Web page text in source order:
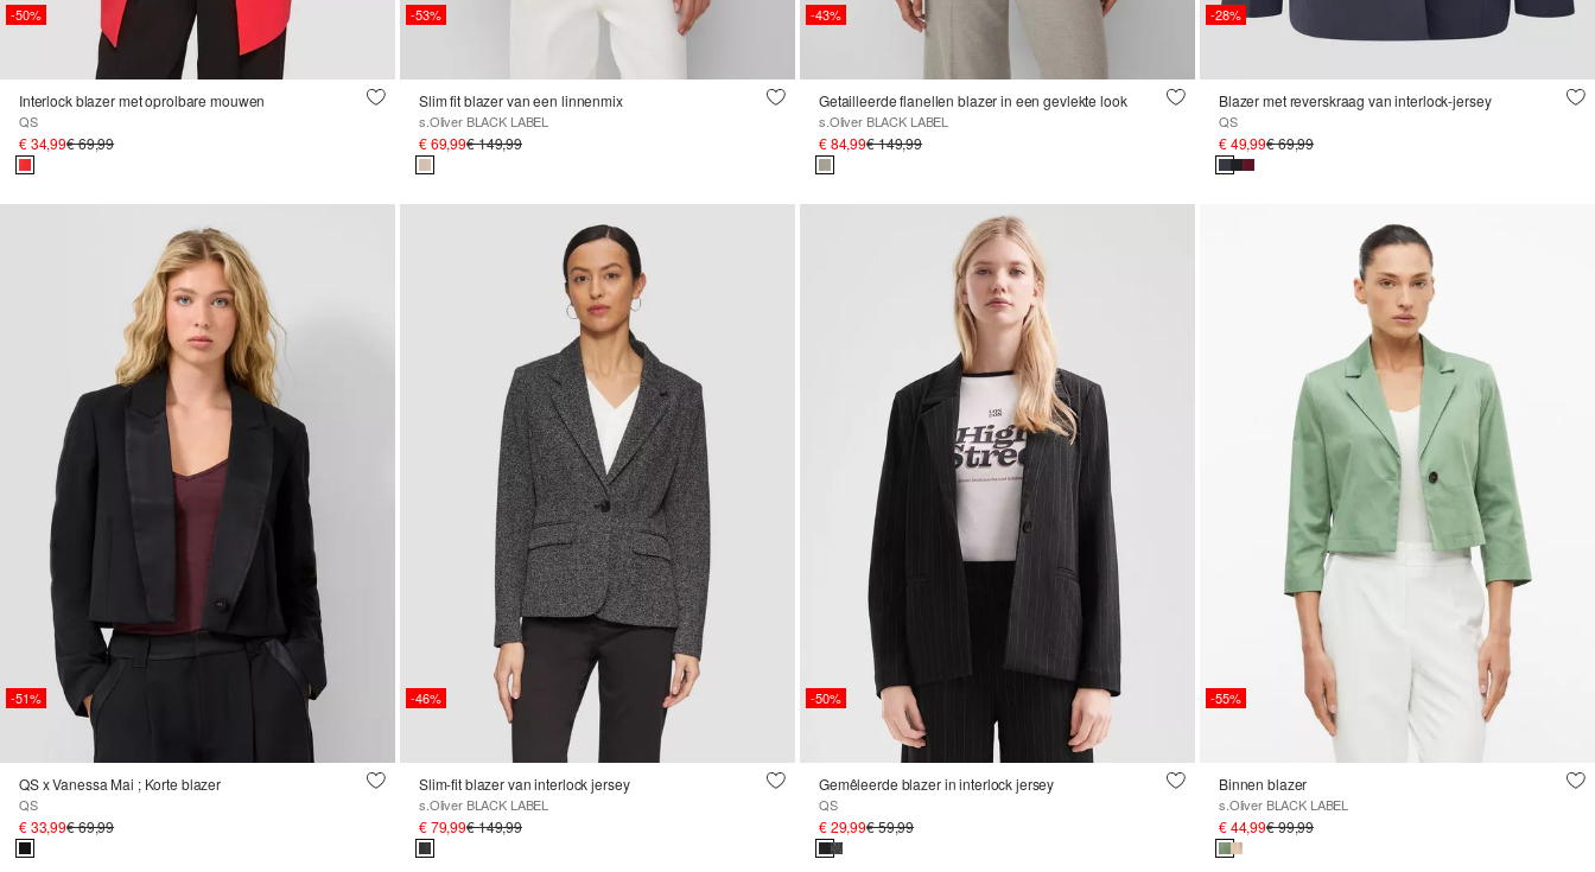
-50%
Interlock blazer met oprolbare mouwen
QS
€ 34,99€ 69,99
-53%
Slim fit blazer van een linnenmix
s.Oliver BLACK LABEL
€ 69,99€ 149,99
-43%
Getailleerde flanellen blazer in een gevlekte look
s.Oliver BLACK LABEL
€ 84,99€ 149,99
-28%
Blazer met reverskraag van interlock-jersey
QS
€ 49,99€ 69,99
-51%
QS x Vanessa Mai ; Korte blazer
QS
€ 33,99€ 69,99
-46%
Slim-fit blazer van interlock jersey
s.Oliver BLACK LABEL
€ 79,99€ 149,99
-50%
Gemêleerde blazer in interlock jersey
QS
€ 29,99€ 59,99
-55%
Binnen blazer
s.Oliver BLACK LABEL
€ 44,99€ 99,99